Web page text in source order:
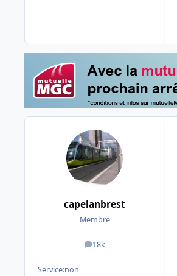
capelanbrest
Membre
18k
messages
Service:non